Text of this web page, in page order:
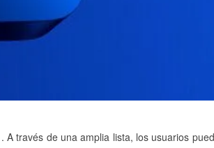
. A través de una amplia lista, los usuarios